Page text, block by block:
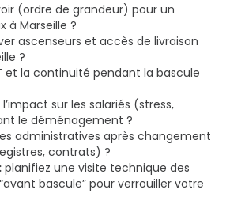
(ordre de grandeur) pour un
à Marseille ?
ascenseurs et accès de livraison
?
et la continuité pendant la bascule
sur les salariés (stress,
le déménagement ?
administratives après changement
contrats) ?
planifiez une visite technique des
bascule” pour verrouiller votre